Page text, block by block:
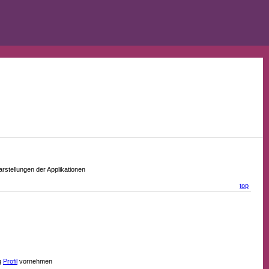
der Applikationen
top
Profil vornehmen